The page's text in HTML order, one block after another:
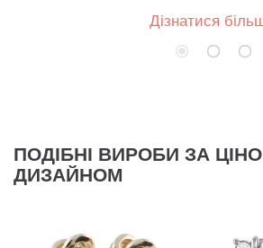
Дізнатися
ПОДІБНІ ВИРОБИ ЗА
ДИЗАЙНОМ